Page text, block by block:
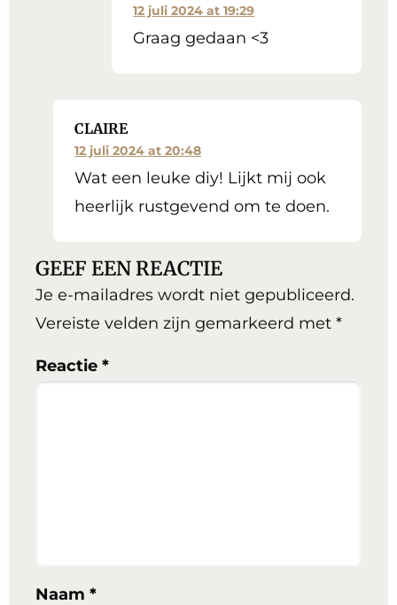
12 juli 2024 at 19:29
Graag gedaan <3
CLAIRE
12 juli 2024 at 20:48
Wat een leuke diy! Lijkt mij ook
heerlijk rustgevend om te doen.
GEEF EEN REACTIE
Je e-mailadres wordt niet gepubliceerd.
Vereiste velden zijn gemarkeerd met *
Reactie *
Naam *